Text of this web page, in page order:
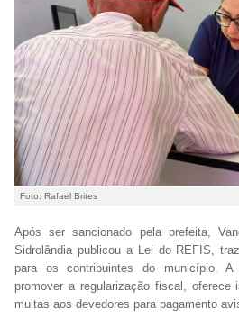
Foto: Rafael Brites
Após ser sancionado pela prefeita,
Sidrolândia publicou a Lei do REFIS,
para os contribuintes do município.
promover a regularização fiscal,
multas aos devedores para pagamento